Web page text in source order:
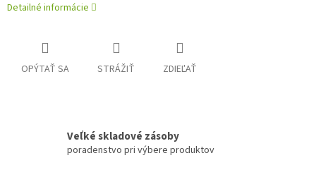
Detailné informácie
OPÝTAŤ SA STRÁŽIŤ ZDIEĽAŤ
Veľké skladové zásoby
poradenstvo pri výbere produktov